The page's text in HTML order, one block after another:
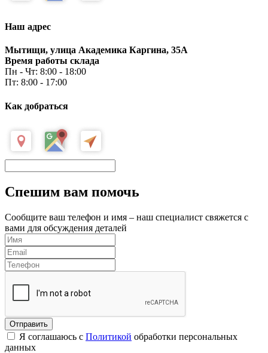
Наш адрес
Мытищи, улица Академика Каргина, 35А
Время работы склада
Пн - Чт: 8:00 - 18:00
Пт: 8:00 - 17:00
Как добраться
Спешим вам помочь
Сообщите ваш телефон и имя – наш специалист свяжется с
вами для обсуждения деталей
Я соглашаюсь с Политикой обработки персональных
данных